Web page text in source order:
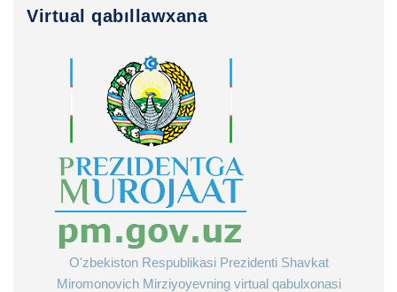
Virtual qabıllawxana
O'zbekiston Respublikasi Prezidenti Shavkat
Miromonovich Mirziyoyevning virtual qabulxonasi